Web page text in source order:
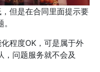
但是在合同里面提示要
程度OK，可是属于外
，问题服务就不会及